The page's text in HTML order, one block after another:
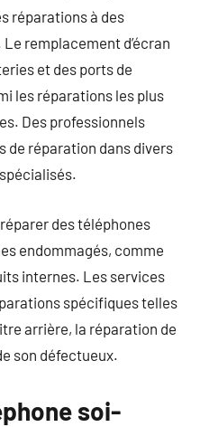
réparations à des
remplacement d’écran
et des ports de
les réparations les plus
Des professionnels
de réparation dans divers
des téléphones
endommagés, comme
internes. Les services
spécifiques telles
arrière, la réparation de
son défectueux.
soi-